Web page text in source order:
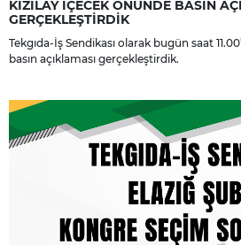
KIZILAY İÇECEK ÖNÜNDE BASIN
GERÇEKLEŞTİRDİK
Tekgıda-İş Sendikası olarak bugün saat
basın açıklaması gerçekleştirdik.